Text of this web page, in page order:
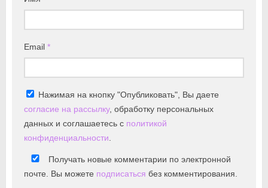
Email *
Нажимая на кнопку "Опубликовать", Вы даете
согласие на рассылку, обработку персональных
данных и соглашаетесь с политикой
конфиденциальности
Получать новые комментарии по электронной
почте. Вы можете подписаться без комментирования.